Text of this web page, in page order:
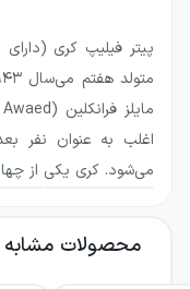
«خیکی‌ها در
کتاب‌های دیگر
داستان‌های
این کتاب را در زمستان
شش قصهٔ
پیتر فیلیپ کری (دارای
اغلب به عنوان نفر
می‌شود. کری یکی از
محصولات مشابه